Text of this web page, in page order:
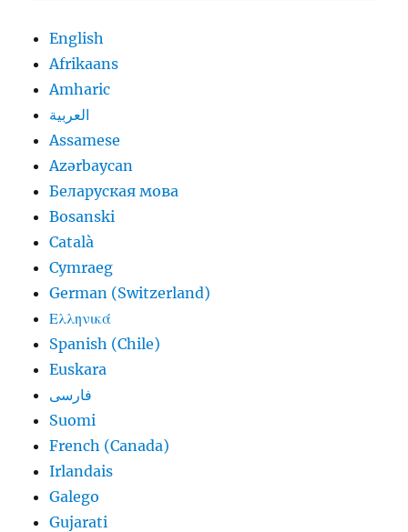
English
Afrikaans
Amharic
العربية
Assamese
Azərbaycan
Беларуская мова
Bosanski
Català
Cymraeg
German (Switzerland)
Ελληνικά
Spanish (Chile)
Euskara
فارسی
Suomi
French (Canada)
Irlandais
Galego
Gujarati